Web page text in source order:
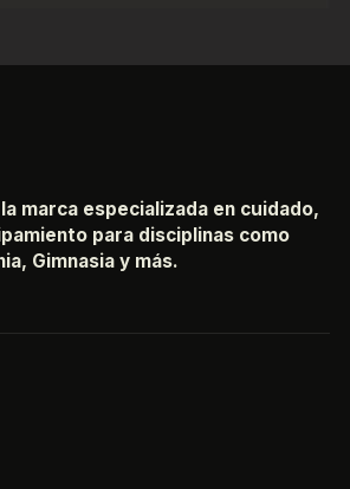
marca especializada en cuidado,
para disciplinas como
Gimnasia y más.